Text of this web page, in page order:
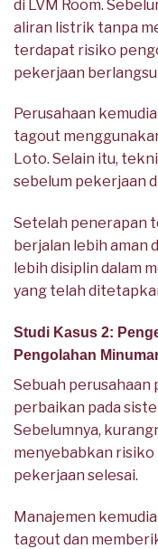
di LVM Room.
aliran listrik tanpa
terdapat risiko
pekerjaan
Perusahaan
tagout
Loto. Selain itu,
sebelum pekerjaan
Setelah penerapan
berjalan lebih aman
lebih disiplin dalam
yang telah
Studi Kasus 2:
Pengolahan
Sebuah perusahaan
perbaikan pada
Sebelumnya,
menyebabkan
pekerjaan selesai.
Manajemen
tagout dan